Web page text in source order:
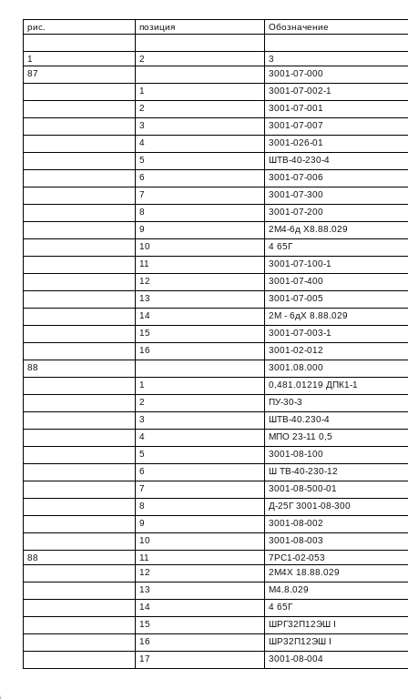
рис. позиция Обозначение
1 2
3
87
3001-07-000
1
3001-07-002-1
2
3001-07-001
3
3001-07-007
4
3001-026-01
5
ШТВ-40-230-4
6
3001-07-006
7
3001-07-300
8
3001-07-200
9
2М4-6д Х8.88.029
10
4 65Г
11
3001-07-100-1
12
3001-07-400
13
3001-07-005
14
2М - 6дХ 8.88.029
15
3001-07-003-1
16
3001-02-012
88
3001.08.000
1
0,481.01219 ДПК1-1
2
ПУ-30-3
3
ШТВ-40.230-4
4
МПО 23-11 0,5
5
3001-08-100
6
Ш ТВ-40-230-12
7
3001-08-500-01
8
Д-25Г 3001-08-300
9
3001-08-002
10
3001-08-003
88
11
7РС1-02-053
12
2М4Х 18.88.029
13
М4.8.029
14
4 65Г
15
ШРГ32П12ЭШ I
16
ШР32П12ЭШ I
17
3001-08-004